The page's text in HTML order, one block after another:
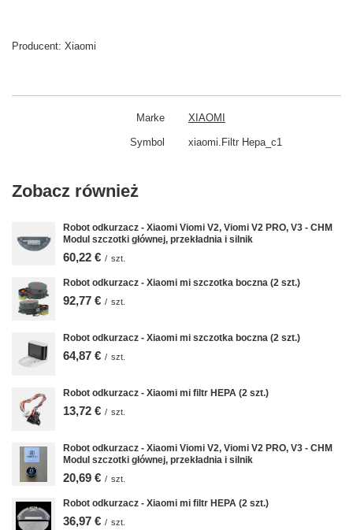
Producent: Xiaomi
Marke XIAOMI
Symbol xiaomi.Filtr Hepa_c1
Zobacz również
Robot odkurzacz - Xiaomi Viomi V2, Viomi V2 PRO, V3 - CHM
Modul szczotki głównej, przekładnia i silnik
60,22 € / szt.
Robot odkurzacz - Xiaomi mi szczotka boczna (2 szt.)
92,77 € / szt.
Robot odkurzacz - Xiaomi mi szczotka boczna (2 szt.)
64,87 € / szt.
Robot odkurzacz - Xiaomi mi filtr HEPA (2 szt.)
13,72 € / szt.
Robot odkurzacz - Xiaomi Viomi V2, Viomi V2 PRO, V3 - CHM
Modul szczotki głównej, przekładnia i silnik
20,69 € / szt.
Robot odkurzacz - Xiaomi mi filtr HEPA (2 szt.)
36,97 € / szt.